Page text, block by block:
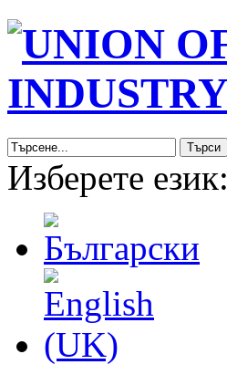
Търси
Изберете език: